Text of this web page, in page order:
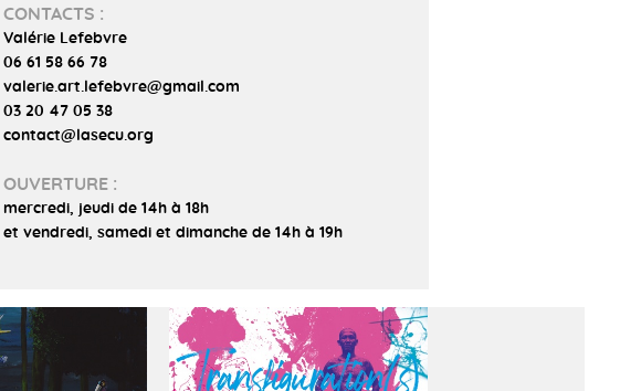
CONTACTS :
Valérie Lefebvre
06 61 58 66 78
valerie.art.lefebvre@gmail.com
03 20 47 05 38
contact@lasecu.org
OUVERTURE :
mercredi, jeudi de 14h à 18h
et vendredi, samedi et dimanche de 14h à 19h